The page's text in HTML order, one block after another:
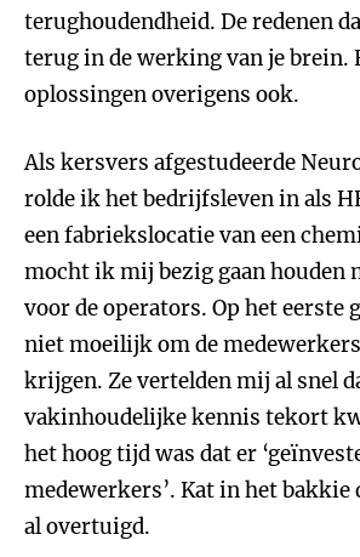
terughoudendheid. De redenen
terug in de werking van je brein.
oplossingen overigens ook.
Als kersvers afgestudeerde
rolde ik het bedrijfsleven in als
een fabriekslocatie van een
mocht ik mij bezig gaan houden
voor de operators. Op het eerste
niet moeilijk om de
krijgen. Ze vertelden mij al snel
vakinhoudelijke kennis tekort
het hoog tijd was dat er
medewerkers’. Kat in het
al overtuigd.